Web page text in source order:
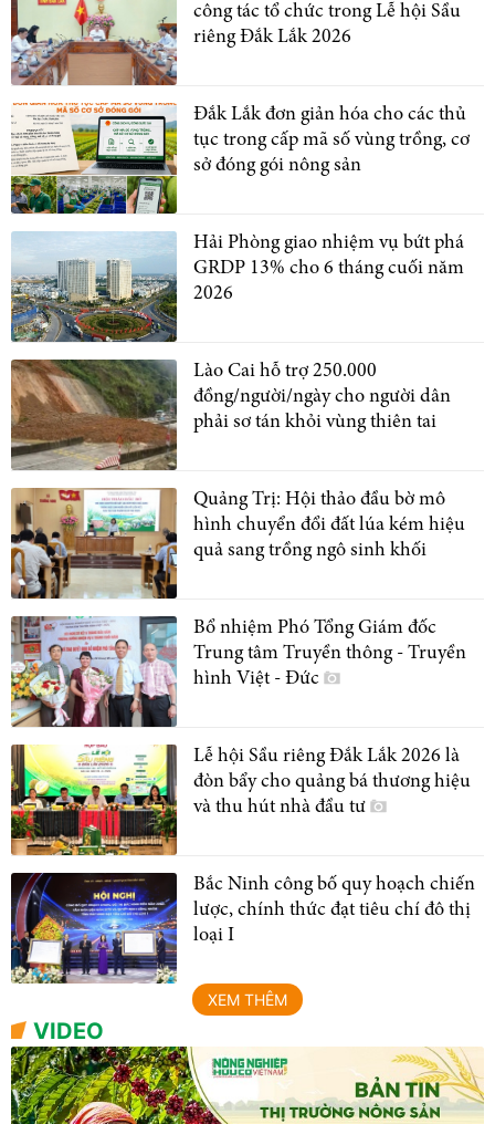
công tác tổ chức trong Lễ hội Sầu
riêng Đắk Lắk 2026
Đắk Lắk đơn giản hóa cho các thủ
tục trong cấp mã số vùng trồng, cơ
sở đóng gói nông sản
Hải Phòng giao nhiệm vụ bứt phá
GRDP 13% cho 6 tháng cuối năm
2026
Lào Cai hỗ trợ 250.000
đồng/người/ngày cho người dân
phải sơ tán khỏi vùng thiên tai
Quảng Trị: Hội thảo đầu bờ mô
hình chuyển đổi đất lúa kém hiệu
quả sang trồng ngô sinh khối
Bổ nhiệm Phó Tổng Giám đốc
Trung tâm Truyền thông - Truyền
hình Việt - Đức
Lễ hội Sầu riêng Đắk Lắk 2026 là
đòn bẩy cho quảng bá thương hiệu
và thu hút nhà đầu tư
Bắc Ninh công bố quy hoạch chiến
lược, chính thức đạt tiêu chí đô thị
loại I
XEM THÊM
VIDEO